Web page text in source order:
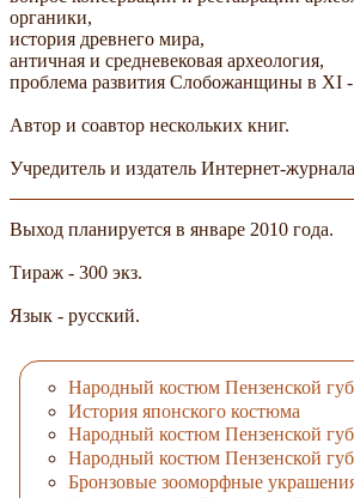
органики,
история древнего мира,
античная и средневековая археология,
проблема развития Слобожанщины в XI
Автор и соавтор нескольких книг.
Учредитель и издатель Интернет-
Выход планируется в январе 2010 года.
Тираж - 300 экз.
Язык - русский.
Народный костюм Пензенской
История японского костюма
Народный костюм Пензенской
Народный костюм Пензенской
Бронзовые зооморфные